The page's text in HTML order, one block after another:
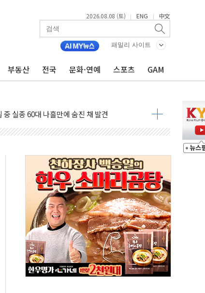
2026.08.08 (토) | ENG | 中文
패밀리 사이트
부동산 전국 문화·연예 스포츠 GAM
터보트 전복…1명 사망·1명 실종
의 날 참석..."국제적 시민 연대로 목소리 내야"
살해 10대 아들 체포
받아친 정청래…제주 연설서 신경전 고조
보…10일까지 최대 3.5m 높은 물결
23명…정부, 비상대응기구 가동
베이징도 부동산 규제 철폐
승으로 피서객 7명 고립…전원 구조
' 운영…페르세우스 유성우 관측
50mm 이상 폭우…호우경보 발효
져…온열질환 여부 조사
험 오전 집중 편성…체감온도 38도 넘으면 중단
방지법' 전면 재검토 지시